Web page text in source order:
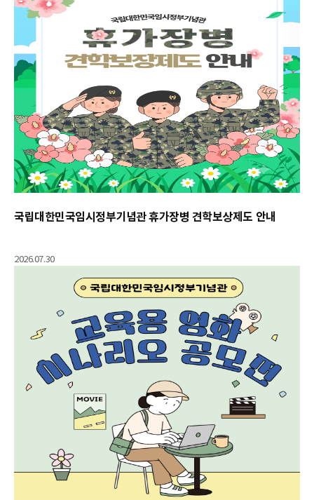
국립대한민국임시정부기념관 휴가장병 견학보상제도 안내
2026.07.30